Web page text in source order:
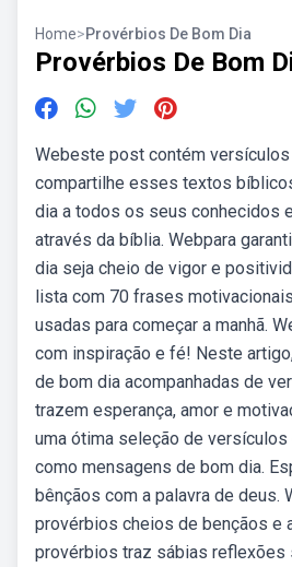
Home>Provérbios De Bom Dia
Provérbios De Bom
Webeste post contém
compartilhe esses textos
dia a todos os seus conhecidos
através da bíblia. Webpara
dia seja cheio de vigor e
lista com 70 frases
usadas para começar a manhã.
com inspiração e fé! Neste
de bom dia acompanhadas de
trazem esperança, amor e
uma ótima seleção de versículos
como mensagens de bom dia.
bênçãos com a palavra de deus.
provérbios cheios de bençãos e
provérbios traz sábias reflexões